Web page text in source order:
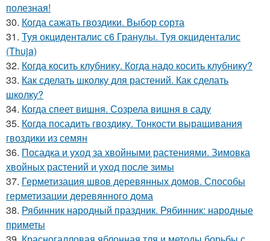
полезная!
30. Когда сажать гвоздики. Выбор сорта
31. Туя окциденталис с6 Гранулы. Туя окциденталис
(Thuja)
32. Когда косить клубнику. Когда надо косить клубнику?
33. Как сделать школку для растений. Как сделать
школку?
34. Когда спеет вишня. Созрела вишня в саду
35. Когда посадить гвоздику. Тонкости выращивания
гвоздики из семян
36. Посадка и уход за хвойными растениями. Зимовка
хвойных растений и уход после зимы
37. Герметизация швов деревянных домов. Способы
герметизации деревянного дома
38. Рябинник народный праздник. Рябинник: народные
приметы